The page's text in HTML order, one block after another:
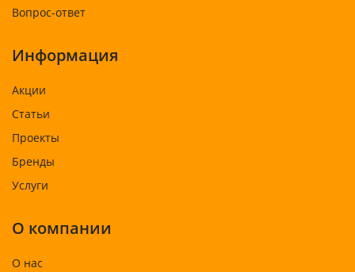
Вопрос-ответ
Информация
Акции
Статьи
Проекты
Бренды
Услуги
О компании
О нас